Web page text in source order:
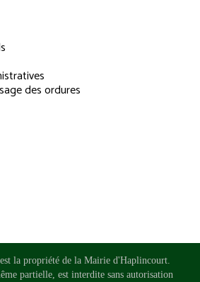
des ordures
la propriété de la Mairie d'Haplincourt.
partielle, est interdite sans autorisation